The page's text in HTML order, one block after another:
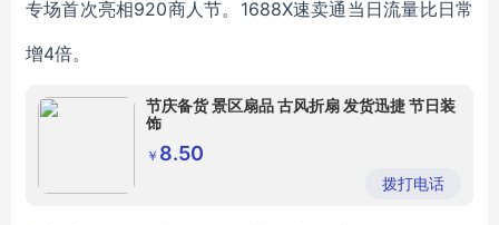
专场首次亮相920商人节。1688X速卖通当日流量比日常
增4倍。
节庆备货 景区扇品 古风折扇 发货迅捷 节日装
饰
￥ 8.50
拨打电话